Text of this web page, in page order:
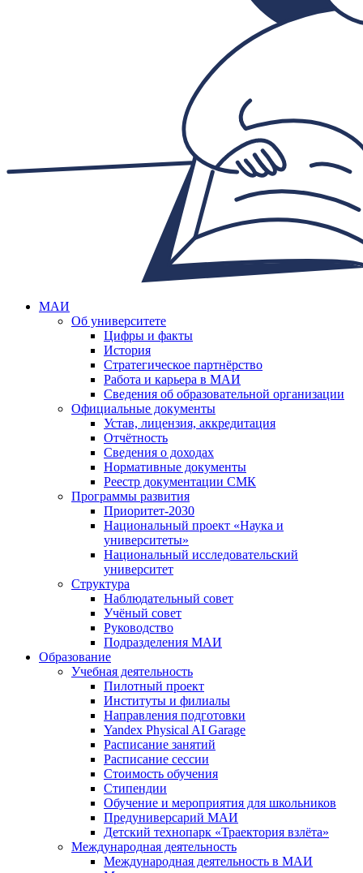
МАИ
Об университете
Цифры и факты
История
Стратегическое партнёрство
Работа и карьера в МАИ
Сведения об образовательной организации
Официальные документы
Устав, лицензия, аккредитация
Отчётность
Сведения о доходах
Нормативные документы
Реестр документации СМК
Программы развития
Приоритет-2030
Национальный проект «Наука и
университеты»
Национальный исследовательский
университет
Структура
Наблюдательный совет
Учёный совет
Руководство
Подразделения МАИ
Образование
Учебная деятельность
Пилотный проект
Институты и филиалы
Направления подготовки
Yandex Physical AI Garage
Расписание занятий
Расписание сессии
Стоимость обучения
Стипендии
Обучение и мероприятия для школьников
Предуниверсарий МАИ
Детский технопарк «Траектория взлёта»
Международная деятельность
Международная деятельность в МАИ